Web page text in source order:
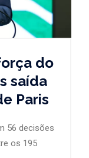
do
saída
Paris
56 decisões
os 195